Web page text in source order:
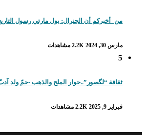
من_أخبركم أن الجنرال: بول مارتي رسول
مارس 30, 2024 2.2K مشاهدات
5
ثقافة “لگصور”..حوار الملح والذهب -حمّ ولد
فبراير 9, 2025 2.2K مشاهدات